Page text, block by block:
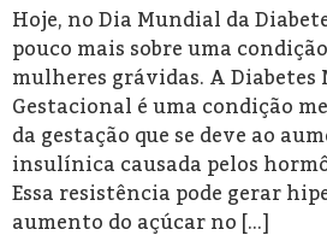
Hoje, no Dia Mundial da
pouco mais sobre uma
mulheres grávidas. A
Gestacional é uma condição
da gestação que se deve ao
insulínica causada pelos
Essa resistência pode gerar
aumento do açúcar no […]